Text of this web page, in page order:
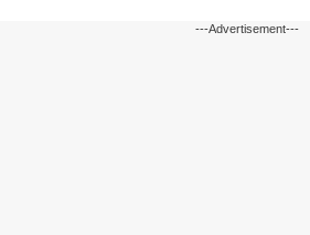
---Advertisement---